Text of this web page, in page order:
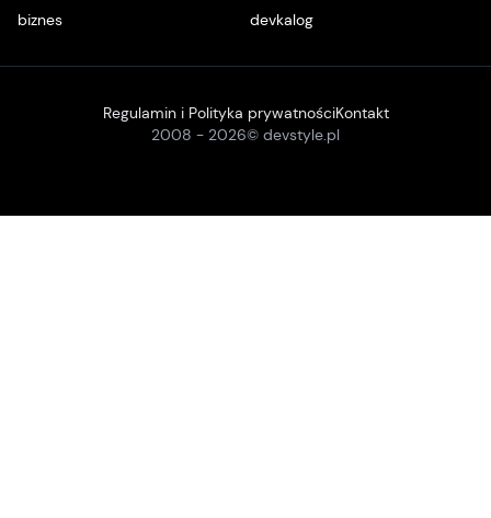
biznes devkalog
2008 - 2026© devstyle.pl
Regulamin i Polityka prywatnościKontakt